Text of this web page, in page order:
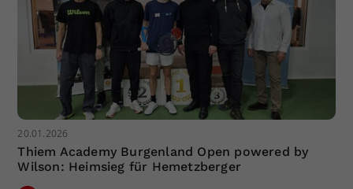
20.01.2026
Thiem Academy Burgenland Open powered by
Wilson: Heimsieg für Hemetzberger